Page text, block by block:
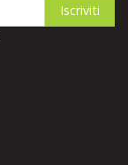
Iscriviti